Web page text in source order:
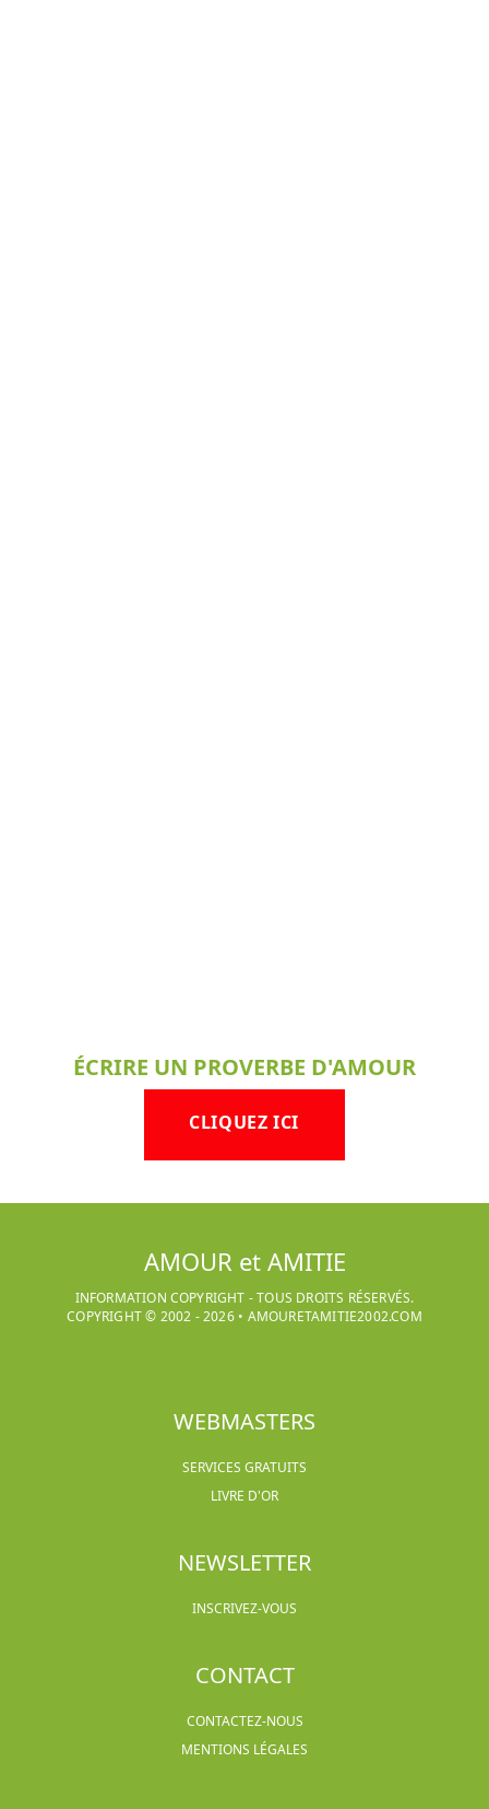
ÉCRIRE UN PROVERBE D'AMOUR
CLIQUEZ ICI
AMOUR et AMITIE
INFORMATION COPYRIGHT - TOUS DROITS RÉSERVÉS.
COPYRIGHT © 2002 -2026• AMOURETAMITIE2002.COM
WEBMASTERS
SERVICES GRATUITS
LIVRE D'OR
NEWSLETTER
INSCRIVEZ-VOUS
CONTACT
CONTACTEZ-NOUS
MENTIONS LÉGALES